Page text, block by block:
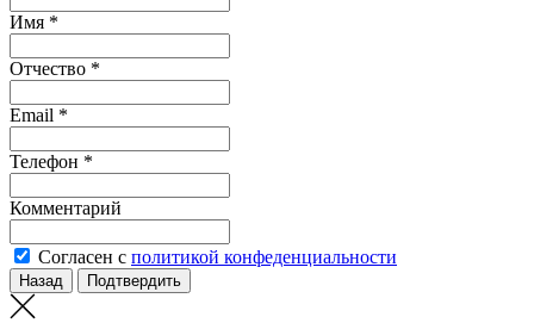
Имя *
Отчество *
Email *
Телефон *
Комментарий
Согласен с политикой конфеденциальности
Назад Подтвердить